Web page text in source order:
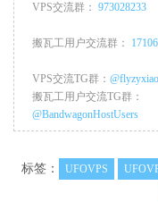
VPS交流群： 973028233
搬瓦工用户交流群：
VPS交流TG群：
搬瓦工用户交流TG群：
@BandwagonHostUsers
标签： UFOVPS